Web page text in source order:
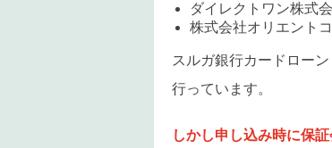
ダイレクトワン株式
株式会社オリエント
スルガ銀行カードロー
行っています。
しかし申し込み時に保